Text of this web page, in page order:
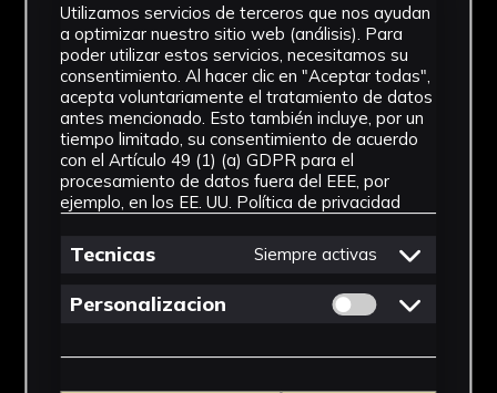
IMÁGENES
Utilizamos servicios de terceros que nos ayudan
a optimizar nuestro sitio web (análisis). Para
poder utilizar estos servicios, necesitamos su
consentimiento. Al hacer clic en "Aceptar todas",
acepta voluntariamente el tratamiento de datos
antes mencionado. Esto también incluye, por un
tiempo limitado, su consentimiento de acuerdo
con el Artículo 49 (1) (a) GDPR para el
procesamiento de datos fuera del EEE, por
ejemplo, en los EE. UU. Política de privacidad
Tecnicas Siempre activas
Personalizacion Permitir cookies